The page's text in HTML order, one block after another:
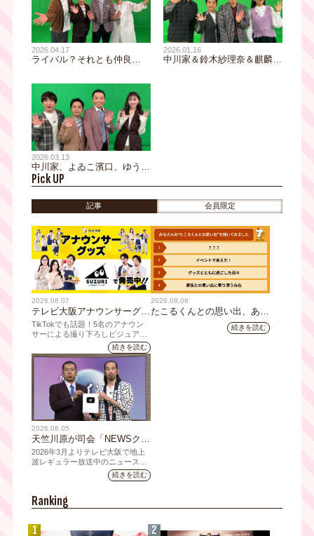
2026.04.17
ライバル？それとも仲良
軒両隣おんなじグルメランキ
ング＆気になる地名ランキン
グ
2026.01.16
中川家＆鈴木紗理奈＆麒麟・
2026.03.13
中川家、よゐこ濱口、ゆうち
ゃみもほっこり♪ 常連が集う
理由がある！大阪の『創業の
古いコの字カウンターランキ
Pick UP
記事 会員限定
2026.08.07
テレビ大阪アナウンサーグッ
ズの新商品 8月8日(土)に発
売！ テーマは「個性全開」5
人それぞれの"らしさ"を詰め
込んだアイテムが登場
TikTokでも話題！5名のアナウン
サーによる撮り下ろしビジュアル
を使用した新グッズを発売続きを読む
2026.08.06
たこるくんとの思い出、あり
ますか？会員のみなさんに聞
続きを読む
2026.08.05
天竺川原が司会「NEWSクラ
イシス」チャンネル登録者数
10万人突破！テレビ大阪の番
組史上最速記録を更新
2026年3月よりテレビ大阪で地上
波レギュラー放送中のニュース番
組「NEWSクライシス」が、この
たび2026年7月12日(日)に、
人を達成しました。
続きを読む
Ranking
1 2